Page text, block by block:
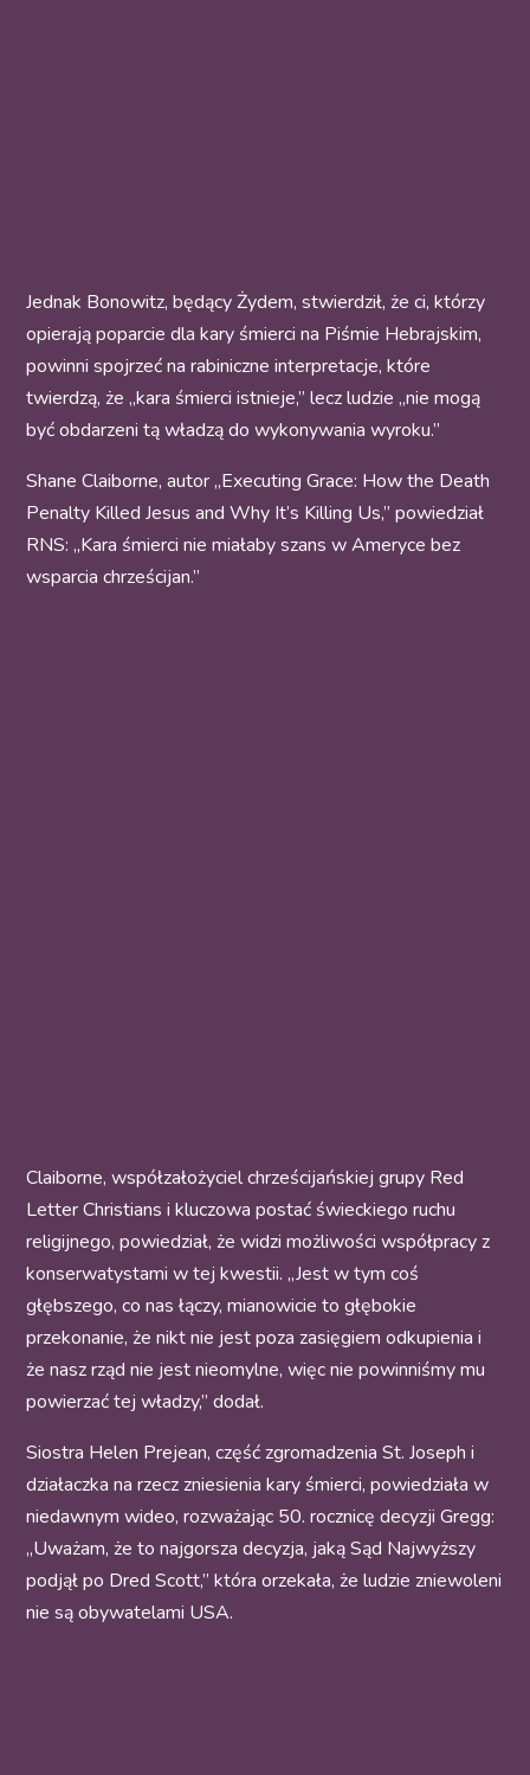
Jednak Bonowitz, będący Żydem, stwierdził, że ci, którzy
opierają poparcie dla kary śmierci na Piśmie Hebrajskim,
powinni spojrzeć na rabiniczne interpretacje, które
twierdzą, że „kara śmierci istnieje,” lecz ludzie „nie mogą
być obdarzeni tą władzą do wykonywania wyroku.”
Shane Claiborne, autor „Executing Grace: How the Death
Penalty Killed Jesus and Why It’s Killing Us,” powiedział
RNS: „Kara śmierci nie miałaby szans w Ameryce bez
wsparcia chrześcijan.”
Claiborne, współzałożyciel chrześcijańskiej grupy Red
Letter Christians i kluczowa postać świeckiego ruchu
religijnego, powiedział, że widzi możliwości współpracy z
konserwatystami w tej kwestii. „Jest w tym coś
głębszego, co nas łączy, mianowicie to głębokie
przekonanie, że nikt nie jest poza zasięgiem odkupienia i
że nasz rząd nie jest nieomylne, więc nie powinniśmy mu
powierzać tej władzy,” dodał.
Siostra Helen Prejean, część zgromadzenia St. Joseph i
działaczka na rzecz zniesienia kary śmierci, powiedziała w
niedawnym wideo, rozważając 50. rocznicę decyzji Gregg:
„Uważam, że to najgorsza decyzja, jaką Sąd Najwyższy
podjął po Dred Scott,” która orzekała, że ludzie zniewoleni
nie są obywatelami USA.